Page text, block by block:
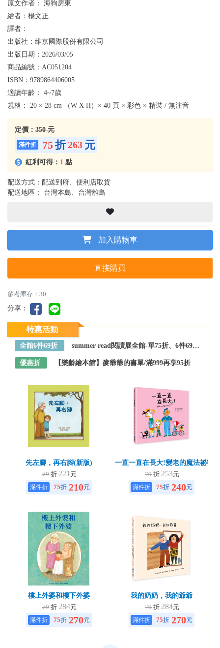
原文作者： 海狗房東
繪者： 楊文正
譯者：
出版社： 維京國際股份有限公司
出版日期： 2026/03/05
商品編號： AC051204
ISBN： 9789864406005
適讀年齡： 4~7歲
規格： 20 × 28 cm （W X H）× 40 頁 × 彩色 × 精裝 / 無注音
定價： 350 元
75折263 元
紅利可得： 1 點
配送方式：配送到府、便利店取貨
配送地區： 台灣本島、台灣離島
加入購物車
直接購買
參考庫存：30
分享：
特惠活動
全館6件69折 summer read閱讀展全館-單75折、6件69折～全館任選
優惠折 【樂齡繪本館】麥爺爺的書單/滿999再享95折
先左腳，再右腳(新版)
79 折 221元
75折 210元
一直一直在長大!變老的魔法祕密
79 折 253元
75折 240元
樓上外婆和樓下外婆
79 折 284元
75折 270元
我的奶奶，我的爺爺
79 折 284元
75折 270元